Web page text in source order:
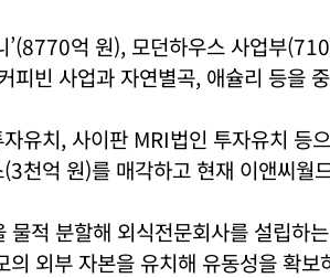
’(8770억 원), 모던하우스 사업부
피빈 사업과 자연별곡, 애슐리 등을
유치, 사이판 MRI법인 투자유치 등
천억 원)를 매각하고 현재 이앤씨월
물적 분할해 외식전문회사를 설립하
외부 자본을 유치해 유동성을 확보